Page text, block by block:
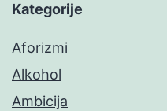
Kategorije
Aforizmi
Alkohol
Ambicija